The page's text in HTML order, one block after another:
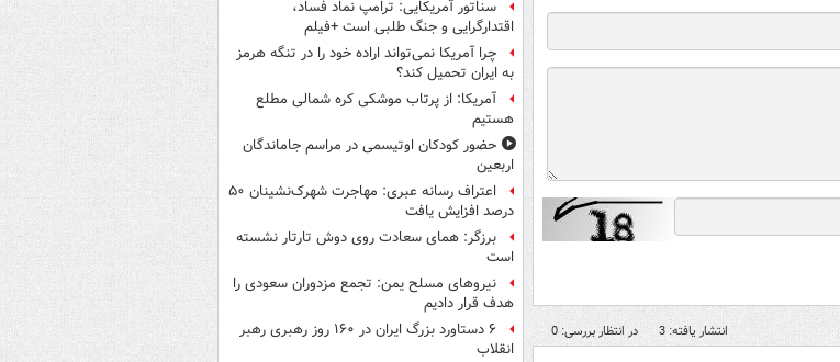
انتشار یافته: 3 در انتظار بررسی: 0
سناتور آمریکایی: ترامپ نماد فساد،
اقتدارگرایی و جنگ طلبی است +فیلم
چرا آمریکا نمی‌تواند اراده خود را در تنگه هرمز
به ایران تحمیل کند؟
آمریکا: از پرتاب موشکی کره شمالی مطلع
هستیم
حضور کودکان اوتیسمی در مراسم جاماندگان
اربعین
اعتراف رسانه عبری: مهاجرت شهرک‌نشینان ۵۰
درصد افزایش یافت
برزگر: همای سعادت روی دوش تارتار نشسته
است
نیروهای مسلح یمن: تجمع مزدوران سعودی را
هدف قرار دادیم
۶ دستاورد بزرگ ایران در ۱۶۰ روز رهبری رهبر
انقلاب